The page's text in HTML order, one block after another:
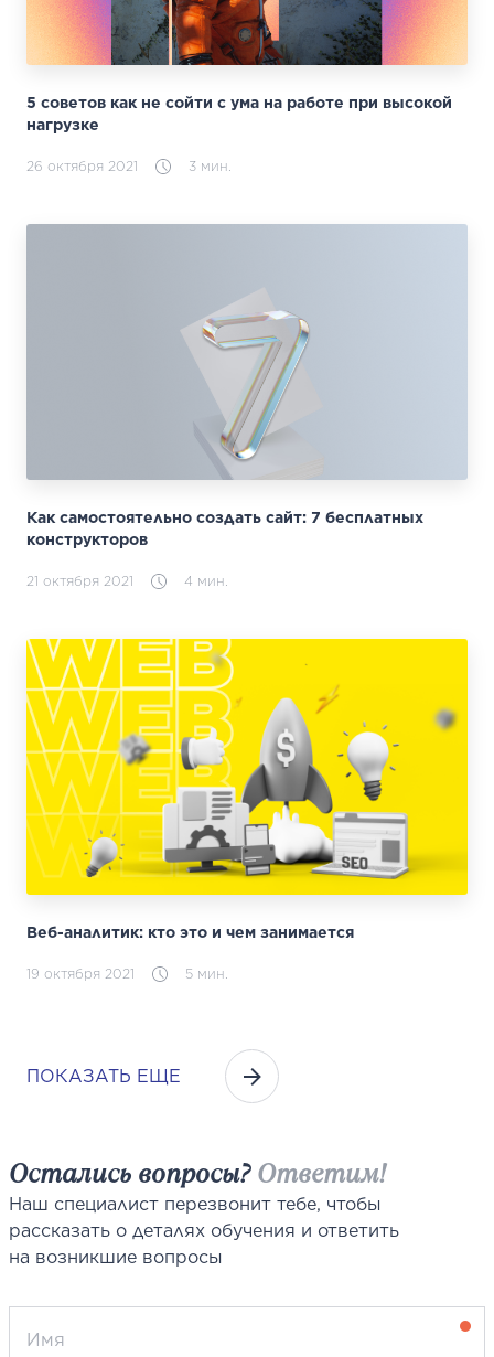
5 советов как не сойти с ума на работе при высокой
нагрузке
26 октября 2021 3 мин.
Как самостоятельно создать сайт: 7 бесплатных
конструкторов
21 октября 2021 4 мин.
Веб-аналитик: кто это и чем занимается
19 октября 2021 5 мин.
ПОКАЗАТЬ ЕЩЕ
Остались вопросы?Ответим!
Наш специалист перезвонит тебе, чтобы
рассказать о деталях обучения и ответить
на возникшие вопросы